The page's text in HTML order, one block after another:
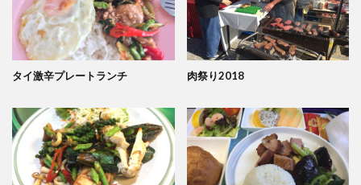
タイ激辛プレートランチ 肉祭り2018